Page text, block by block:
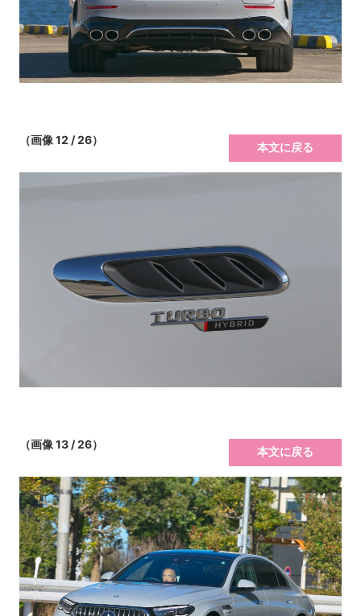
（画像 12 / 26）
本文に戻る
（画像 13 / 26）
本文に戻る